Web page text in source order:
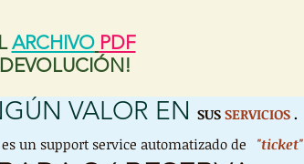
ARCHIVO PDF
VALOR EN SUS SERVICIOS .
es un support service automatizado de "ticket"